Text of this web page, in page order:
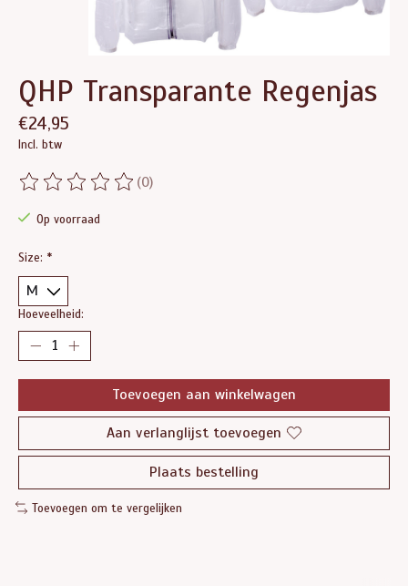
QHP Transparante Regenjas
€24,95
Incl. btw
De beoordeling van dit product is
(0)
Op voorraad
Size: *
Hoeveelheid:
Toevoegen aan winkelwagen
Aan verlanglijst toevoegen
Plaats bestelling
Toevoegen om te vergelijken